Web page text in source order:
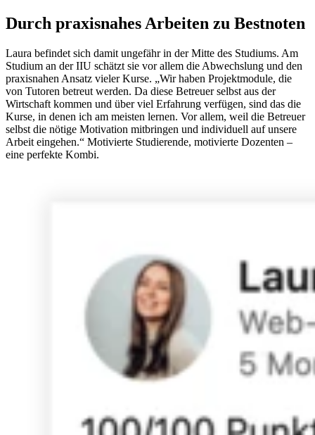
Durch praxisnahes Arbeiten zu Bestnoten
Laura befindet sich damit ungefähr in der Mitte des Studiums. Am
Studium an der IIU schätzt sie vor allem die Abwechslung und den
praxisnahen Ansatz vieler Kurse. „Wir haben Projektmodule, die
von Tutoren betreut werden. Da diese Betreuer selbst aus der
Wirtschaft kommen und über viel Erfahrung verfügen, sind das die
Kurse, in denen ich am meisten lernen. Vor allem, weil die Betreuer
selbst die nötige Motivation mitbringen und individuell auf unsere
Arbeit eingehen.“ Motivierte Studierende, motivierte Dozenten –
eine perfekte Kombi.